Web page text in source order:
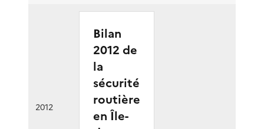
2012
Bilan
2012 de
la
sécurité
routière
en Île-